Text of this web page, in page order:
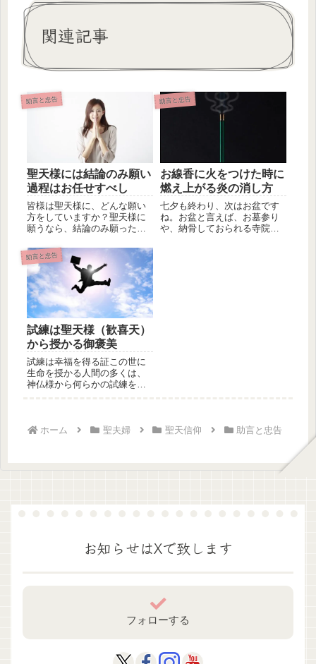
関連記事
助言と忠告
聖天様には結論のみ願い
過程はお任せすべし
皆様は聖天様に、どんな願い
方をしていますか？聖天様に
願うなら、結論のみ願った方
願うのは...
助言と忠告
お線香に火をつけた時に
燃え上がる炎の消し方
七夕も終わり、次はお盆です
ね。お盆と言えば、お墓参り
や、納骨しておられる寺院へ
助言と忠告
試練は聖天様（歓喜天）
から授かる御褒美
試練は幸福を得る証この世に
生命を授かる人間の多くは、
神仏様から何らかの試練を授
ホーム 聖夫婦 聖天信仰 助言と忠告
お知らせはXで致します
フォローする